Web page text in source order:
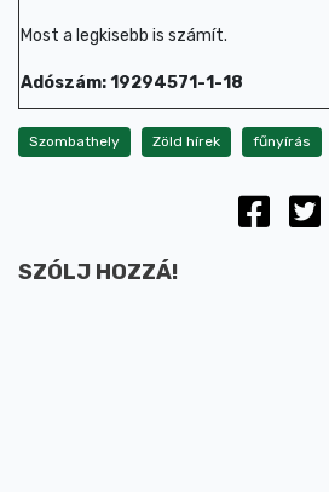
Most a legkisebb is számít.
Adószám: 19294571-1-18
Szombathely Zöld hírek fűnyírás
SZÓLJ HOZZÁ!